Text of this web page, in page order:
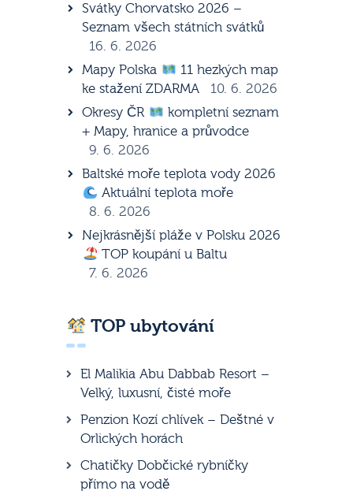
Svátky Chorvatsko 2026 –
Seznam všech státních svátků
16. 6. 2026
Mapy Polska
11 hezkých map
ke stažení ZDARMA
10. 6. 2026
Okresy ČR
kompletní seznam
+ Mapy, hranice a průvodce
9. 6. 2026
Baltské moře teplota vody 2026
Aktuální teplota moře
8. 6. 2026
Nejkrásnější pláže v Polsku 2026
TOP koupání u Baltu
7. 6. 2026
TOP ubytování
El Malikia Abu Dabbab Resort –
Velký, luxusní, čisté moře
Penzion Kozí chlívek – Deštné v
Orlických horách
Chatičky Dobčické rybníčky
přímo na vodě